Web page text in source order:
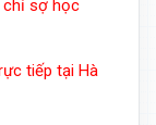
chỉ sợ học
tiếp tại Hà